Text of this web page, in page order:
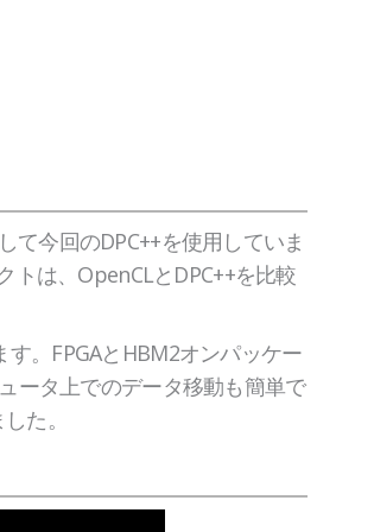
て今回のDPC++を使用していま
トは、OpenCLとDPC++を比較
。FPGAとHBM2オンパッケー
ータ上でのデータ移動も簡単で
た。